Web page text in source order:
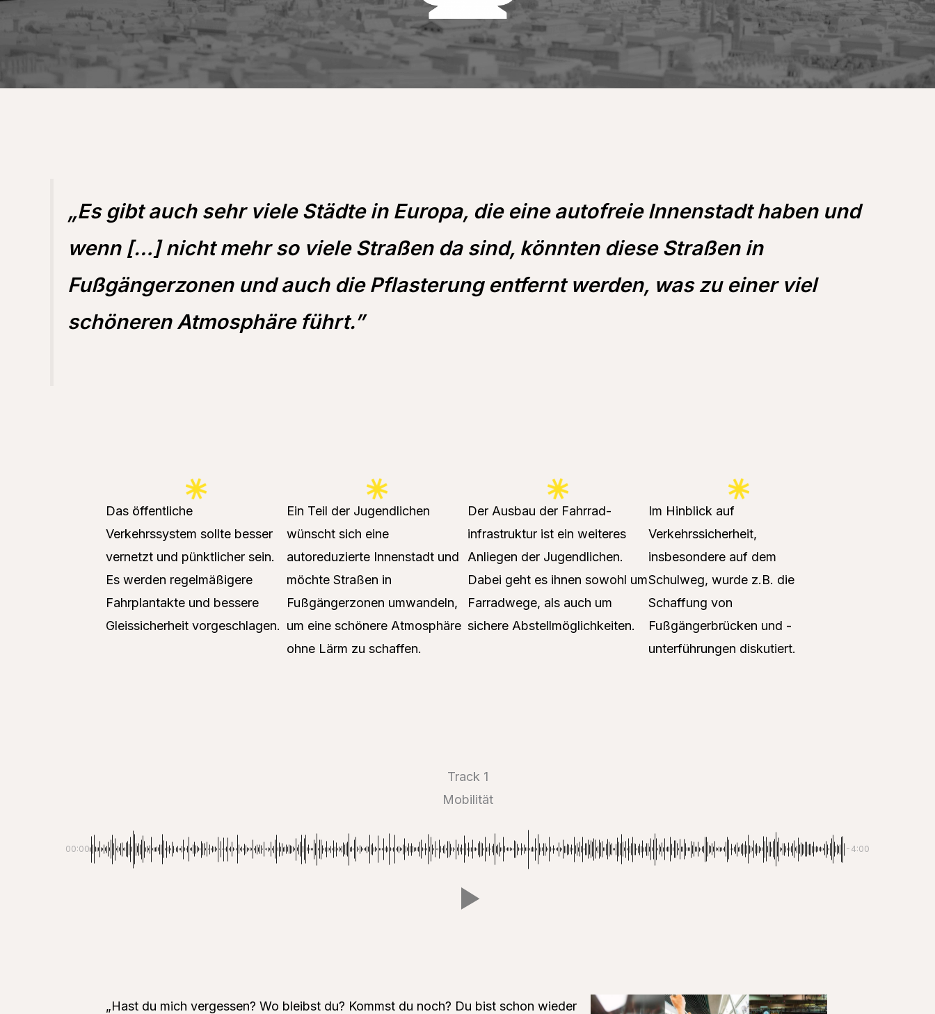
„Es gibt auch sehr viele Städte in Europa, die eine autofreie Innenstadt haben und
wenn […] nicht mehr so viele Straßen da sind, könnten diese Straßen in
Fußgängerzonen und auch die Pflasterung entfernt werden, was zu einer viel
schöneren Atmosphäre führt.”
Das öffentliche
Verkehrssystem sollte besser
vernetzt und pünktlicher sein.
Es werden regelmäßigere
Fahrplantakte und bessere
Gleissicherheit vorgeschlagen.
Ein Teil der Jugendlichen
wünscht sich eine
autoreduzierte Innenstadt und
möchte Straßen in
Fußgängerzonen umwandeln,
um eine schönere Atmosphäre
ohne Lärm zu schaffen.
Der Ausbau der Fahrrad-
infrastruktur ist ein weiteres
Anliegen der Jugendlichen.
Dabei geht es ihnen sowohl um
Farradwege, als auch um
sichere Abstellmöglichkeiten.
Im Hinblick auf
Verkehrssicherheit,
insbesondere auf dem
Schulweg, wurde z.B. die
Schaffung von
Fußgängerbrücken und -
unterführungen diskutiert.
Track 1
Mobilität
00:00 -4:00
„Hast du mich vergessen? Wo bleibst du? Kommst du noch? Du bist schon wieder